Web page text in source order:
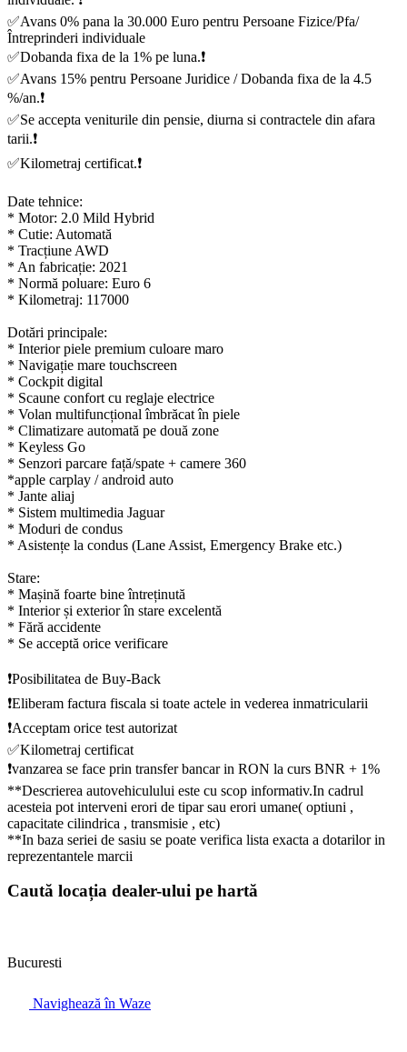
✅Avans 0% pana la 30.000 Euro pentru Persoane Fizice/Pfa/
Întreprinderi individuale
✅Dobanda fixa de la 1% pe luna.❗️
✅Avans 15% pentru Persoane Juridice / Dobanda fixa de la 4.5
%/an.❗️
✅Se accepta veniturile din pensie, diurna si contractele din afara
tarii.❗️
✅Kilometraj certificat.❗️
Date tehnice:
* Motor: 2.0 Mild Hybrid
* Cutie: Automată
* Tracțiune AWD
* An fabricație: 2021
* Normă poluare: Euro 6
* Kilometraj: 117000
Dotări principale:
* Interior piele premium culoare maro
* Navigație mare touchscreen
* Cockpit digital
* Scaune confort cu reglaje electrice
* Volan multifuncțional îmbrăcat în piele
* Climatizare automată pe două zone
* Keyless Go
* Senzori parcare față/spate + camere 360
*apple carplay / android auto
* Jante aliaj
* Sistem multimedia Jaguar
* Moduri de condus
* Asistențe la condus (Lane Assist, Emergency Brake etc.)
Stare:
* Mașină foarte bine întreținută
* Interior și exterior în stare excelentă
* Fără accidente
* Se acceptă orice verificare
❗️Posibilitatea de Buy-Back
❗️Eliberam factura fiscala si toate actele in vederea inmatricularii
❗️Acceptam orice test autorizat
✅Kilometraj certificat
❗️vanzarea se face prin transfer bancar in RON la curs BNR + 1%
**Descrierea autovehiculului este cu scop informativ.In cadrul
acesteia pot interveni erori de tipar sau erori umane( optiuni ,
capacitate cilindrica , transmisie , etc)
**In baza seriei de sasiu se poate verifica lista exacta a dotarilor in
reprezentantele marcii
Caută locația dealer-ului pe hartă
Bucuresti
Navighează în Waze